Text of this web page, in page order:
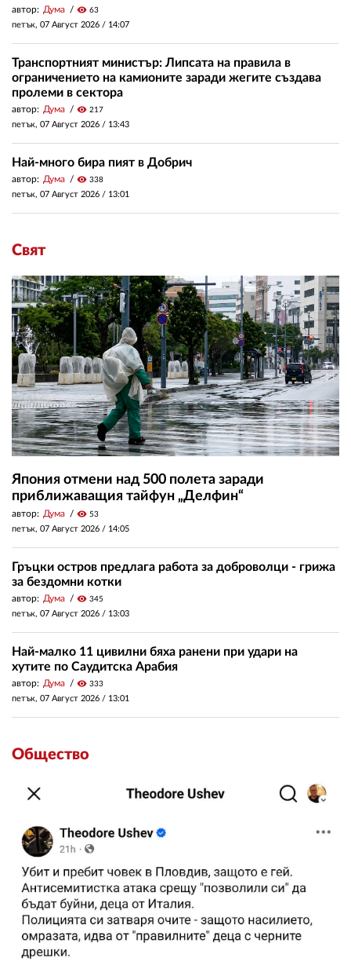
автор: Дума visibility 63
петък, 07 Август 2026 / 14:07
Транспортният министър: Липсата на правила в
ограничението на камионите заради жегите създава
пролеми в сектора
автор: Дума visibility 217
петък, 07 Август 2026 / 13:43
Най-много бира пият в Добрич
автор: Дума visibility 338
петък, 07 Август 2026 / 13:01
Свят
Япония отмени над 500 полета заради
приближаващия тайфун „Делфин“
автор: Дума visibility 53
петък, 07 Август 2026 / 14:05
Гръцки остров предлага работа за доброволци - грижа
за бездомни котки
автор: Дума visibility 345
петък, 07 Август 2026 / 13:03
Най-малко 11 цивилни бяха ранени при удари на
хутите по Саудитска Арабия
автор: Дума visibility 333
петък, 07 Август 2026 / 13:01
Общество